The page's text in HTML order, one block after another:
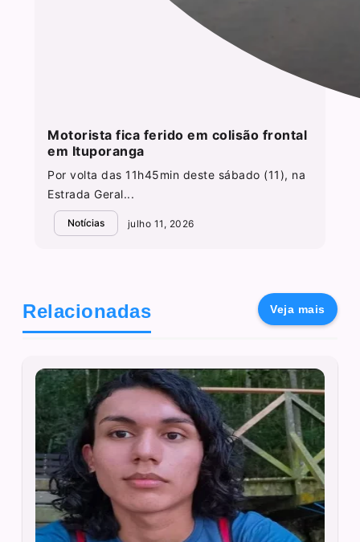
Motorista fica ferido em colisão frontal
em Ituporanga
Por volta das 11h45min deste sábado (11), na
Estrada Geral...
Notícias julho 11, 2026
Relacionadas Veja mais